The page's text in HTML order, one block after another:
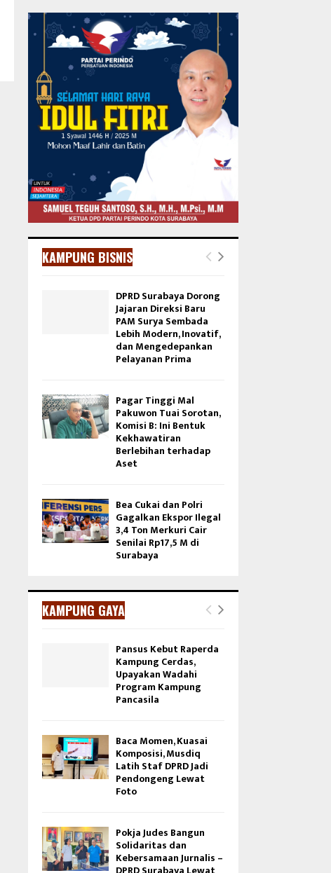
KAMPUNG BISNIS
DPRD Surabaya Dorong
Jajaran Direksi Baru
PAM Surya Sembada
Lebih Modern, Inovatif,
dan Mengedepankan
Pelayanan Prima
Pagar Tinggi Mal
Pakuwon Tuai Sorotan,
Komisi B: Ini Bentuk
Kekhawatiran
Berlebihan terhadap
Aset
Bea Cukai dan Polri
Gagalkan Ekspor Ilegal
3,4 Ton Merkuri Cair
Senilai Rp17,5 M di
Surabaya
KAMPUNG GAYA
Pansus Kebut Raperda
Kampung Cerdas,
Upayakan Wadahi
Program Kampung
Pancasila
Baca Momen, Kuasai
Komposisi, Musdiq
Latih Staf DPRD Jadi
Pendongeng Lewat
Foto
Pokja Judes Bangun
Solidaritas dan
Kebersamaan Jurnalis –